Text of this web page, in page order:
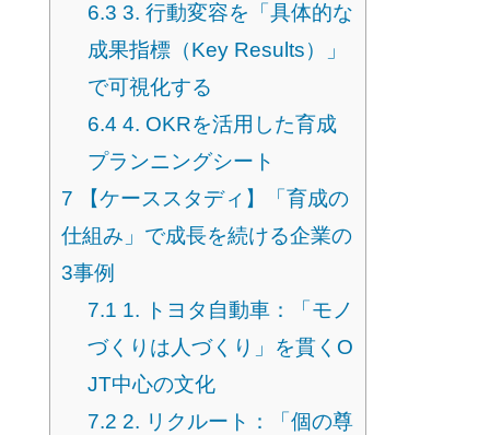
6.3 3. 行動変容を「具体的な
成果指標（Key Results）」
で可視化する
6.4 4. OKRを活用した育成
プランニングシート
7 【ケーススタディ】「育成の
仕組み」で成長を続ける企業の
3事例
7.1 1. トヨタ自動車：「モノ
づくりは人づくり」を貫くO
JT中心の文化
7.2 2. リクルート：「個の尊